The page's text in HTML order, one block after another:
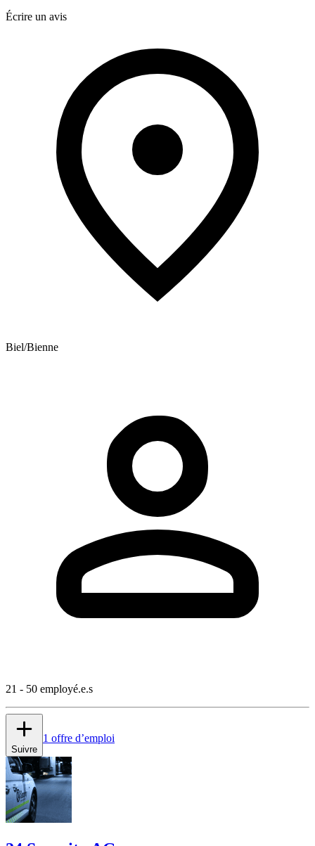
Écrire un avis
Biel/Bienne
21 - 50 employé.e.s
Suivre
1 offre d’emploi